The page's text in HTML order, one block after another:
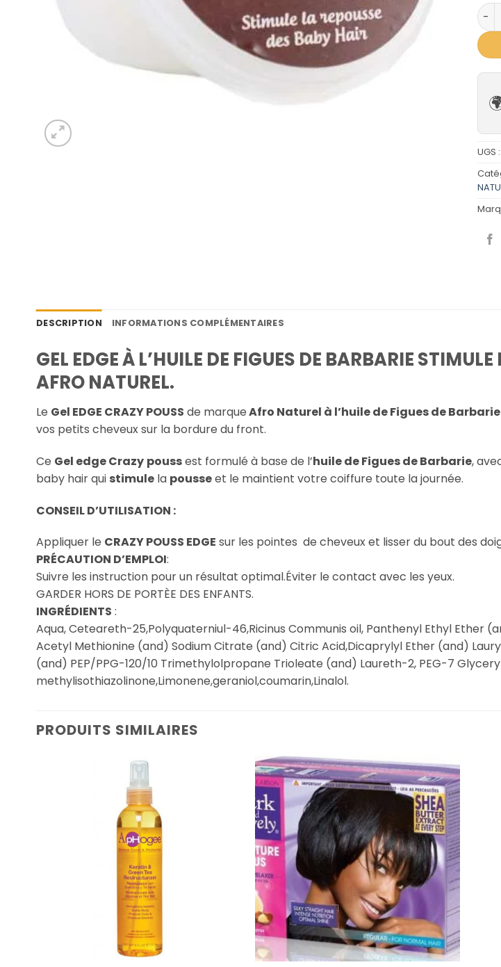
UGS :
DESCRIPTION INFORMATIONS COMPLÉMENTAIRES
GEL EDGE À L’HUILE DE FIGUES DE BARBARIE
AFRO NATUREL.
Le Gel EDGE CRAZY POUSS de marqueAfro Naturel à l’huile de Figues de Barbarie
vos petits cheveux sur la bordure du front.
Ce Gel edge Crazy poussest formulé à base de l’huile de Figues de Barbarie,
baby hair qui stimule la pousseet le maintient votre coiffure toute la journée.
CONSEIL D’UTILISATION :
Appliquer le CRAZY POUSS EDGE sur les pointes de cheveux et lisser du bout des
PRÉCAUTION D’EMPLOI:
Suivre les instruction pour un résultat optimal.Éviter le contact avec les yeux.
GARDER HORS DE PORTÈE DES ENFANTS.
INGRÉDIENTS :
Aqua, Ceteareth-25,Polyquaterniul-46,Ricinus Communis oil, Panthenyl Ethyl
Acetyl Methionine (and) Sodium Citrate (and) Citric Acid,Dicaprylyl Ether (and)
(and) PEP/PPG-120/10 Trimethylolpropane Trioleate (and) Laureth-2, PEG-7
methylisothiazolinone,Limonene,geraniol,coumarin,Linalol.
PRODUITS SIMILAIRES